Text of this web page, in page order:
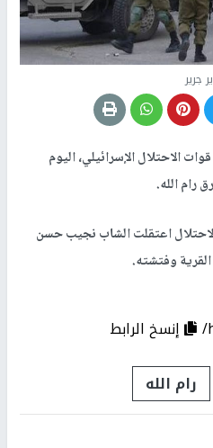
جرير
الاحتلال الإسرائيلي، اليوم
رام الله.
اعتقلت الشاب نجيب حسن
وفتشته.
إنسخ الرابط
رام الله